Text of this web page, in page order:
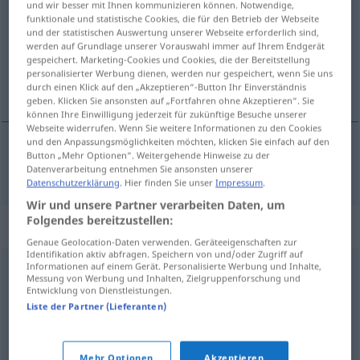
Übersicht aller Übersetzungen
(Für mehr Details die Übersetzung anklicken/antippen)
Bestseller
Bestsellerm bestselger
Synonyme für "bestselger"
arbeid,bind,biografi,bok,eksemplar,hefte,katalog
leksikon,pocketbok,roman
und wir besser mit Ihnen kommunizieren können. Notwendige,
funktionale und statistische Cookies, die für den Betrieb der Webseite
und der statistischen Auswertung unserer Webseite erforderlich sind,
werden auf Grundlage unserer Vorauswahl immer auf Ihrem Endgerät
gespeichert. Marketing-Cookies und Cookies, die der Bereitstellung
personalisierter Werbung dienen, werden nur gespeichert, wenn Sie uns
durch einen Klick auf den „Akzeptieren“-Button Ihr Einverständnis
geben. Klicken Sie ansonsten auf „Fortfahren ohne Akzeptieren“. Sie
können Ihre Einwilligung jederzeit für zukünftige Besuche unserer
Webseite widerrufen. Wenn Sie weitere Informationen zu den Cookies
und den Anpassungsmöglichkeiten möchten, klicken Sie einfach auf den
Button „Mehr Optionen“. Weitergehende Hinweise zu der
Datenverarbeitung entnehmen Sie ansonsten unserer
Datenschutzerklärung . Hier finden Sie unserImpressum
Wir und unsere Partner verarbeiten Daten, um
Folgendes bereitzustellen:
Genaue Geolocation-Daten verwenden. Geräteeigenschaften zur
Identifikation aktiv abfragen. Speichern von und/oder Zugriff auf
Informationen auf einem Gerät. Personalisierte Werbung und Inhalte,
Messung von Werbung und Inhalten, Zielgruppenforschung und
Entwicklung von Dienstleistungen.
Liste der Partner (Lieferanten)
Mehr Optionen Akzeptieren